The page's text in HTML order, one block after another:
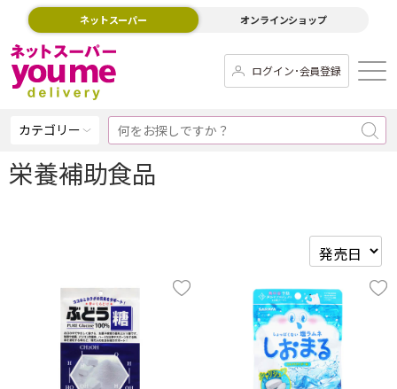
ネットスーパー オンラインショップ
ログイン･会員登録
カテゴリー
栄養補助食品